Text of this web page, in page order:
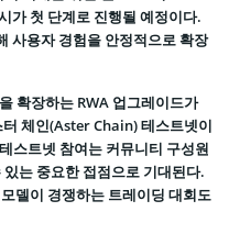
가 첫 단계로 진행될 예정이다.
사용자 경험을 안정적으로 확장
확장하는 RWA 업그레이드가
체인(Aster Chain) 테스트넷이
스트넷 참여는 커뮤니티 구성원
는 중요한 접점으로 기대된다.
델이 경쟁하는 트레이딩 대회도